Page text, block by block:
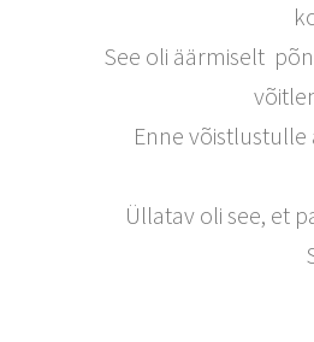
See oli äärmiselt
Enne võistlustulle
Üllatav oli see, et